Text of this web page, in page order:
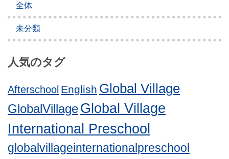
全体
未分類
人気のタグ
Afterschool English Global Village
GlobalVillageGlobal Village
International Preschool
globalvillageinternationalpreschool